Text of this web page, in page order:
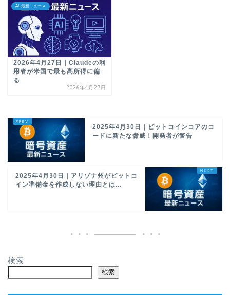
AI_最新ニュース
2026年4月27日｜Claudeの利
用者が米国で最も高所得に偏
る
2026年4月27日
2025年4月30日｜ビットコインコアのコ
ードに新たな脅威！開発者が警告
2025年4月30日｜アリゾナ州がビットコ
イン準備金を作成しない理由とは...
検索
検索